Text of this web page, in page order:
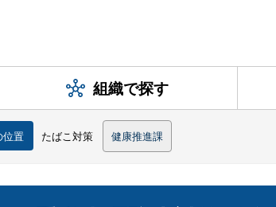
組織で探す
位置 たばこ対策 健康推進課